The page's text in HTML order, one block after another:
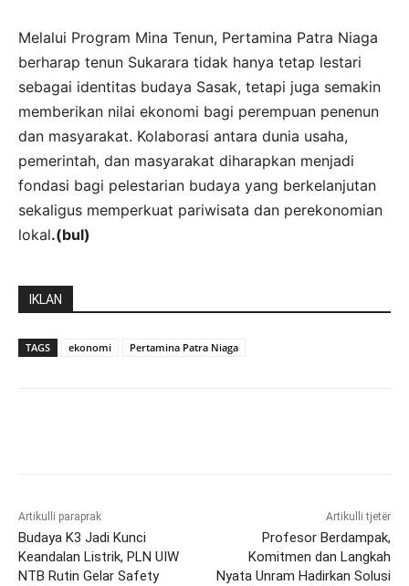
Melalui Program Mina Tenun, Pertamina Patra Niaga
berharap tenun Sukarara tidak hanya tetap lestari
sebagai identitas budaya Sasak, tetapi juga semakin
memberikan nilai ekonomi bagi perempuan penenun
dan masyarakat. Kolaborasi antara dunia usaha,
pemerintah, dan masyarakat diharapkan menjadi
fondasi bagi pelestarian budaya yang berkelanjutan
sekaligus memperkuat pariwisata dan perekonomian
lokal.(bul)
IKLAN
TAGS ekonomi Pertamina Patra Niaga
Artikulli paraprak
Budaya K3 Jadi Kunci
Keandalan Listrik, PLN UIW
NTB Rutin Gelar Safety
Artikulli tjetër
Profesor Berdampak,
Komitmen dan Langkah
Nyata Unram Hadirkan Solusi